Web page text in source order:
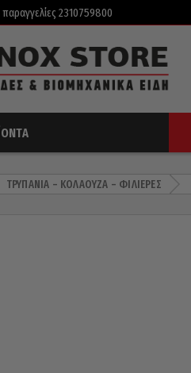
2310759800
ΤΡΥΠΆΝΙΑ – ΚΟΛΑΟΎΖΑ – ΦΙΛΙΈΡΕΣ